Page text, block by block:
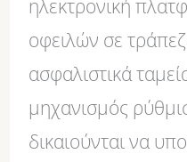
ηλεκτρονική
οφειλών σε
ασφαλιστικά
μηχανισμός
δικαιούνται να